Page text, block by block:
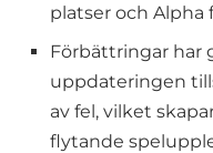
platser och Alpha
Förbättringar har
uppdateringen
av fel, vilket
flytande